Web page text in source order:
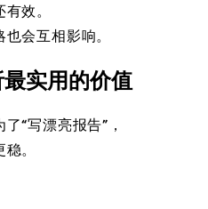
效。
会互相影响。
实用的价值
“写漂亮报告”，
。